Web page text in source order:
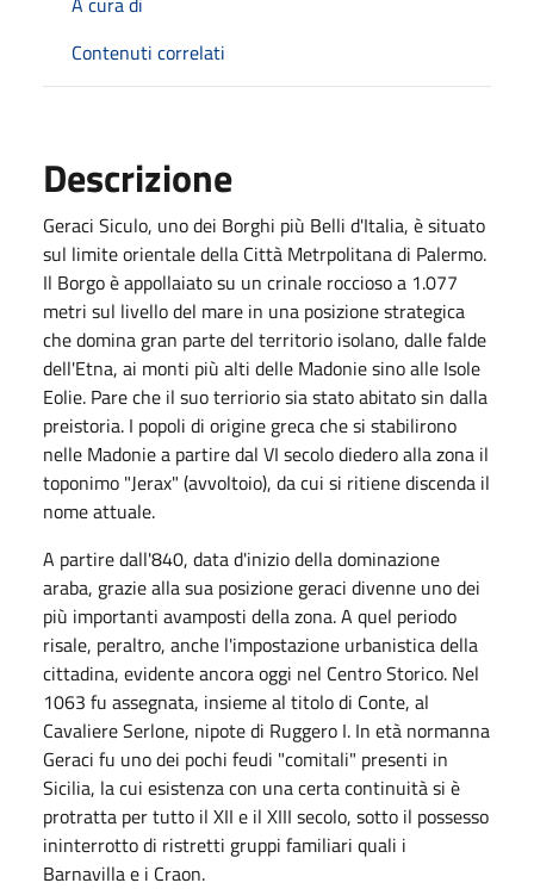
Contenuti correlati
Descrizione
Geraci Siculo, uno dei Borghi più Belli d'Italia, è situato
sul limite orientale della Città Metrpolitana di Palermo.
Il Borgo è appollaiato su un crinale roccioso a 1.077
metri sul livello del mare in una posizione strategica
che domina gran parte del territorio isolano, dalle falde
dell'Etna, ai monti più alti delle Madonie sino alle Isole
Eolie. Pare che il suo terriorio sia stato abitato sin dalla
preistoria. I popoli di origine greca che si stabilirono
nelle Madonie a partire dal VI secolo diedero alla zona il
toponimo "Jerax" (avvoltoio), da cui si ritiene discenda il
nome attuale.
A partire dall'840, data d'inizio della dominazione
araba, grazie alla sua posizione geraci divenne uno dei
più importanti avamposti della zona. A quel periodo
risale, peraltro, anche l'impostazione urbanistica della
cittadina, evidente ancora oggi nel Centro Storico. Nel
1063 fu assegnata, insieme al titolo di Conte, al
Cavaliere Serlone, nipote di Ruggero I. In età normanna
Geraci fu uno dei pochi feudi "comitali" presenti in
Sicilia, la cui esistenza con una certa continuità si è
protratta per tutto il XII e il XIII secolo, sotto il possesso
ininterrotto di ristretti gruppi familiari quali i
Barnavilla e i Craon.